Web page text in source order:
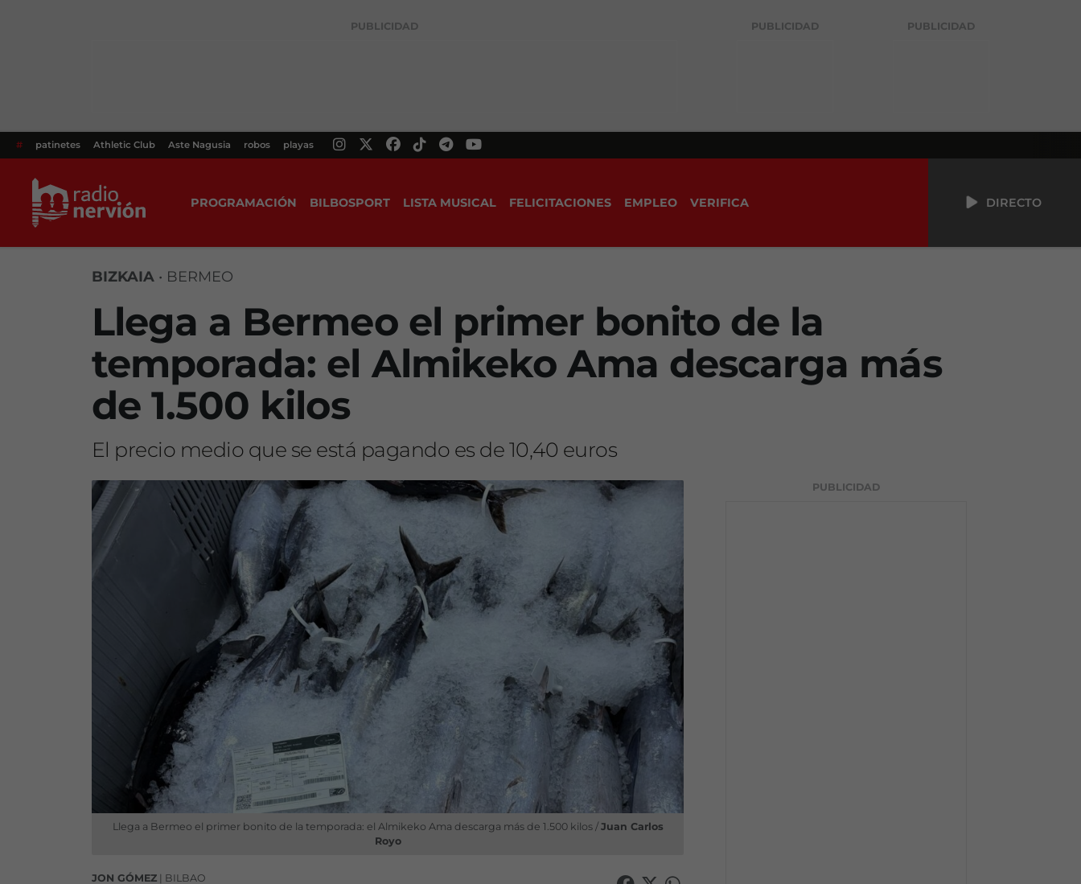
PUBLICIDAD PUBLICIDAD PUBLICIDAD
# patinetes Athletic Club Aste Nagusia robos playas
PROGRAMACIÓN BILBOSPORT LISTA MUSICAL FELICITACIONES EMPLEO VERIFICA DIRECTO
BIZKAIA • BERMEO
Llega a Bermeo el primer bonito de la
temporada: el Almikeko Ama descarga más
de 1.500 kilos
El precio medio que se está pagando es de 10,40 euros
Llega a Bermeo el primer bonito de la temporada: el Almikeko Ama descarga más de 1.500 kilos / Juan Carlos
Royo
JON GÓMEZ | BILBAO
PUBLICIDAD